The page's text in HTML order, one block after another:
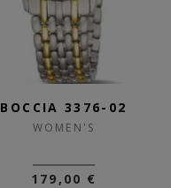
BOCCIA 3376-02
WOMEN'S
179,00 €